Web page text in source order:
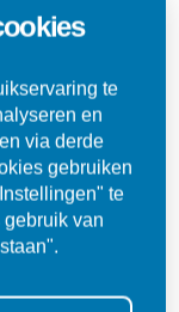
te
en
via derde
gebruiken
te
gebruik van